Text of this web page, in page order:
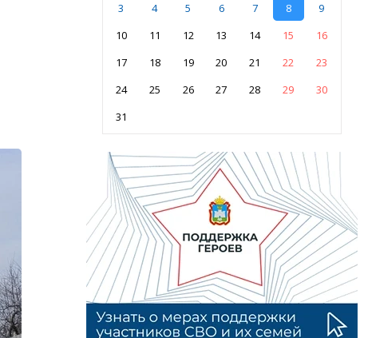
3
4 5 6 7 8
9
10
11 12 13 14 15
16
17
18 19 20 21 22
23
24
25 26 27 28 29
30
31